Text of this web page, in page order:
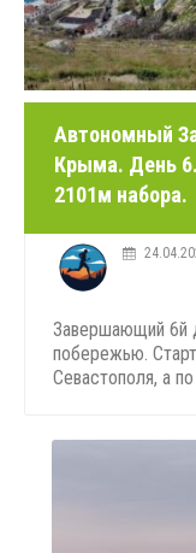
Автономный
Крыма. День
2101м набора.
Завершающий 6й
побережью.
Севастополя, а